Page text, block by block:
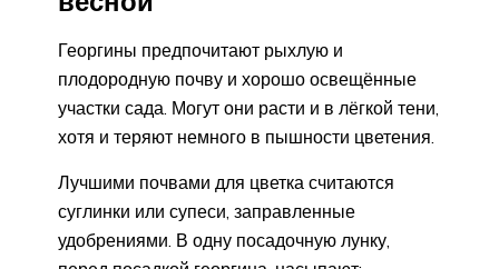
Георгины предпочитают рыхлую и
плодородную почву и хорошо освещённые
участки сада. Могут они расти и в лёгкой тени,
хотя и теряют немного в пышности цветения.
Лучшими почвами для цветка считаются
суглинки или супеси, заправленные
удобрениями. В одну посадочную лунку,